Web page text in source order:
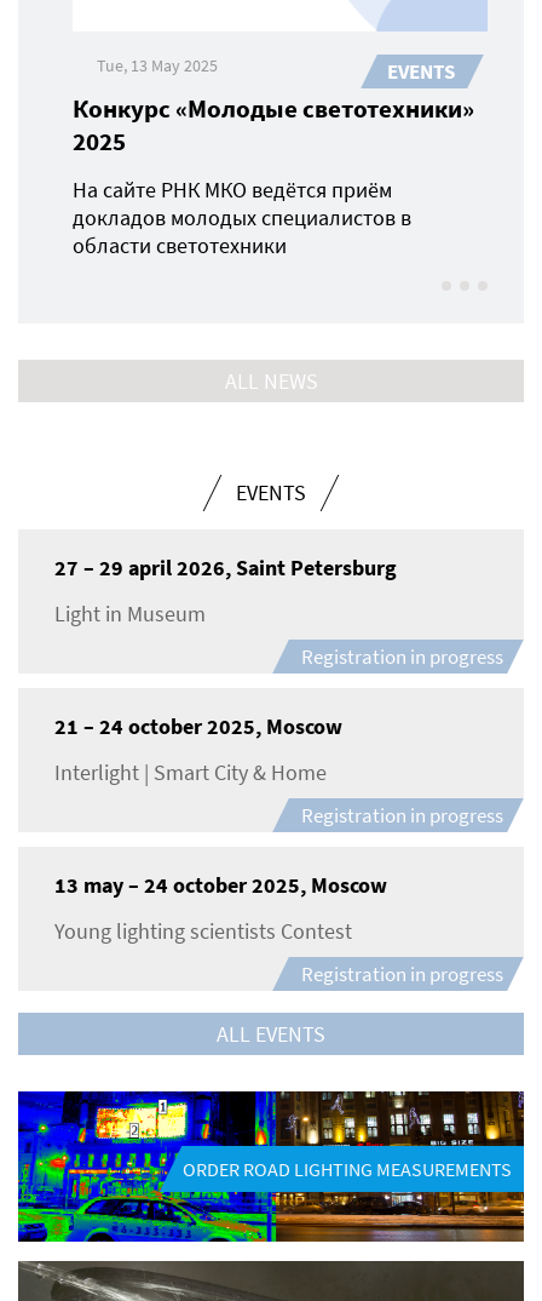
Tue, 13 May 2025 EVENTS
Конкурс «Молодые светотехники»
2025
На сайте РНК МКО ведётся приём
докладов молодых специалистов в
области светотехники
ALL NEWS
EVENTS
27 – 29 april 2026, Saint Petersburg
Light in Museum
Registration in progress
21 – 24 october 2025, Moscow
Interlight | Smart City & Home
Registration in progress
13 may – 24 october 2025, Moscow
Young lighting scientists Contest
Registration in progress
ALL EVENTS
ORDER ROAD LIGHTING MEASUREMENTS